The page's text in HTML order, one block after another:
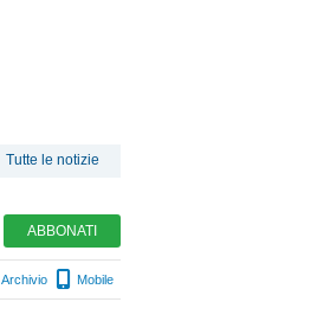
Tutte le notizie
ABBONATI
Archivio Mobile